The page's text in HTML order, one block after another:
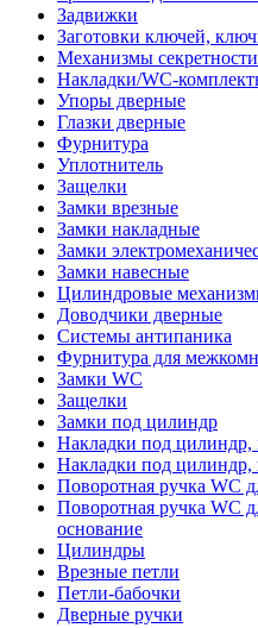
Задвижки
Заготовки ключей,
Механизмы секретности
Накладки/WC-
Упоры дверные
Глазки дверные
Фурнитура
Уплотнитель
Защелки
Замки врезные
Замки накладные
Замки
Замки навесные
Цилиндровые
Доводчики дверные
Системы антипаника
Фурнитура для
Замки WC
Защелки
Замки под цилиндр
Накладки под цилиндр,
Накладки под цилиндр,
Поворотная ручка WC
Поворотная ручка WC
основание
Цилиндры
Врезные петли
Петли-бабочки
Дверные ручки